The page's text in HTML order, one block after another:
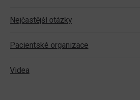
Nejčastější otázky
Pacientské organizace
Videa